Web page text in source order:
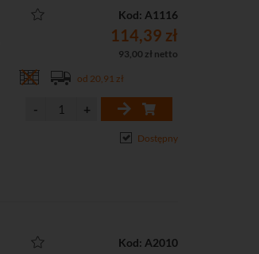
Kod: A1116
114,39 zł
93,00 zł netto
od 20,91 zł
Dostępny
Kod: A2010